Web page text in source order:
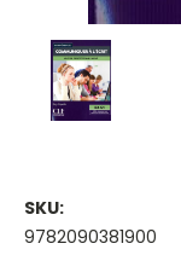
SKU:
9782090381900